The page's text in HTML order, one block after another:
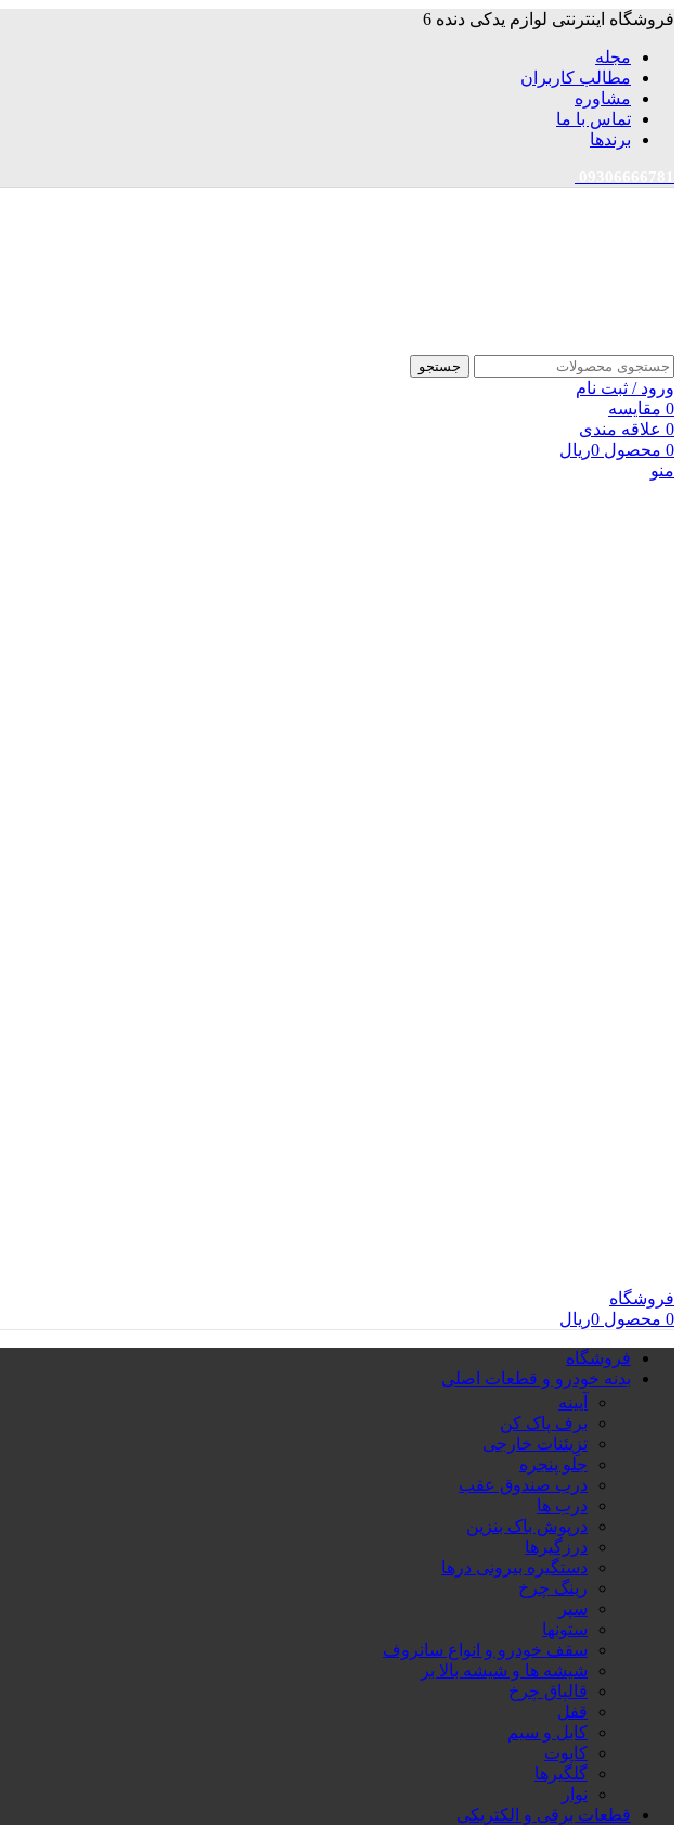
فروشگاه اینترنتی لوازم یدکی دنده 6
مجله
مطالب کاربران
مشاوره
تماس با ما
برندها
جستجو
ورود / ثبت نام
0 مقایسه
0 علاقه مندی
0 محصول 0ریال
منو
فروشگاه
0 محصول 0ریال
فروشگاه
بدنه خودرو و قطعات اصلی
آیینه
برف پاک کن
تزِیئنات خارجی
جلو پنجره
درب صندوق عقب
درب ها
درپوش باک بنزین
درزگیرها
دستگیره بیرونی درها
رینگ چرخ
سپر
ستونها
سقف خودرو و انواع سانروف
شیشه ها و شیشه بالا بر
قالپاق چرخ
قفل
کابل و سیم
کاپوت
گلگیرها
نوار
قطعات برقی و الکتریکی